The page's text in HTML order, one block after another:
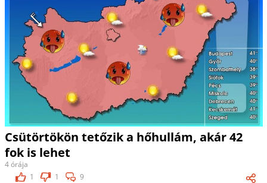
Csütörtökön tetőzik a hőhullám, akár 42
fok is lehet
4 órája
1
1 9